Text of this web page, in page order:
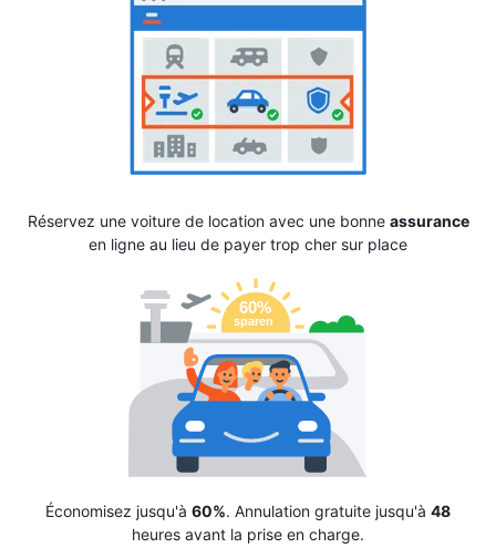
Réservez une voiture de location avec une bonne assurance
en ligne au lieu de payer trop cher sur place
Économisez jusqu'à 60%. Annulation gratuite jusqu'à 48
heures avant la prise en charge.